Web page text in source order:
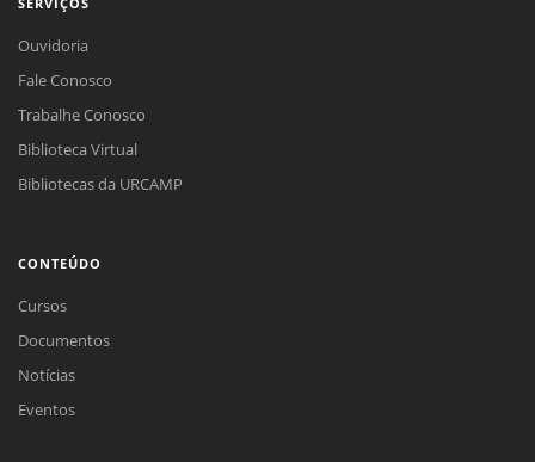
Ouvidoria
Fale Conosco
Trabalhe Conosco
Biblioteca Virtual
Bibliotecas da URCAMP
CONTEÚDO
Cursos
Documentos
Notícias
Eventos